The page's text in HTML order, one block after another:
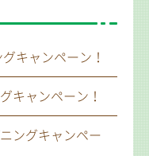
キャンペーン！
キャンペーン！
ングキャンペー